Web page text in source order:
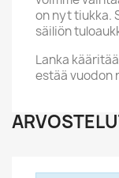
on nyt tiukka.
säiliön
Lanka
estää vuodon